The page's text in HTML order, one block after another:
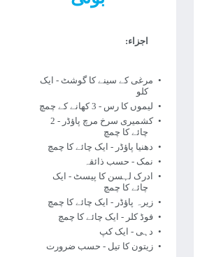
اجزاء:
مرغی کے سینے کا گوشٹ - ایک
کلو
لیموں کا رس - 3 کھانے کے چمچ
کشمیری سرخ مرچ پاؤڈر - 2
چائے کا چمچ
دھنیا پاؤڈر - ایک چائے کا چمچ
نمک - حسب ذائقہ
ادرک لہسن کا پیسٹ - ایک
چائے کا چمچ
زیرہ پاؤڈر - ایک چائے کا چمچ
فوڈ کلر - ایک چائے کا چمچ
دہی - ایک کپ
زیتون کا تیل - حسب ضرورت